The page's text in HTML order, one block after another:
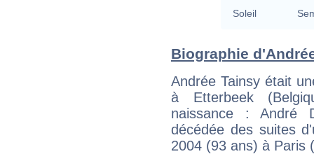
Soleil
Biographie
Andrée Tainsy était
à Etterbeek
naissance : André
décédée des suites
2004 (93 ans) à Paris